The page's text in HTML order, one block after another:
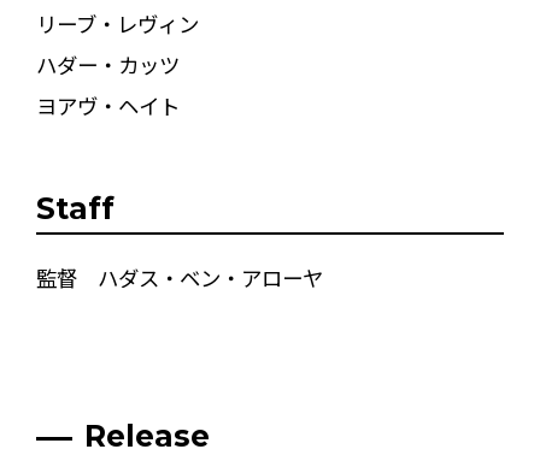
リーブ・レヴィン
ハダー・カッツ
ヨアヴ・ヘイト
Staff
監督 ハダス・ベン・アローヤ
Release